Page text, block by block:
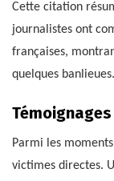
Cette citation
journalistes ont
françaises,
quelques banlieues.
Parmi les
victimes directes.